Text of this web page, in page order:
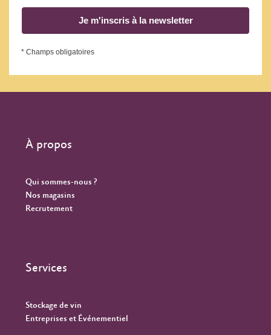
Je m'inscris à la newsletter
* Champs obligatoires
À propos
Qui sommes-nous ?
Nos magasins
Recrutement
Services
Stockage de vin
Entreprises et Événementiel